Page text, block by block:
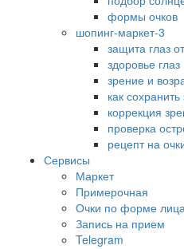
формы очков
шопинг-маркет-3
защита глаз
здоровье глаз
зрение и
как
коррекция
проверка
рецепт на
Сервисы
Маркет
Примерочная
Очки по форме
Запись на прием
Telegram